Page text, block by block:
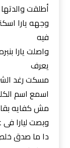
أطلقت
وجهه يارا
فيه
واصلت يارا
يعرف
مسكت رغد
اسمع اسم
مش كفايه
وبصت ليارا
دا ما صدق خلص